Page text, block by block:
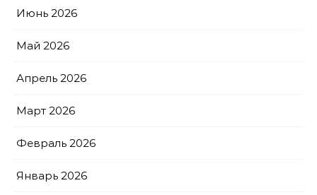
Июнь 2026
Май 2026
Апрель 2026
Март 2026
Февраль 2026
Январь 2026